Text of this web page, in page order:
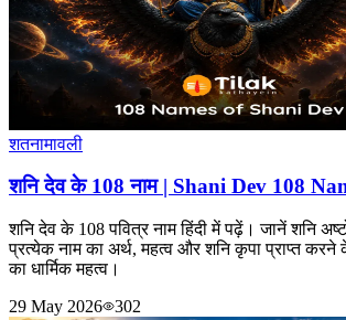
शतनामावली
शनि देव के 108 नाम | Shani Dev 108
शनि देव के 108 पवित्र नाम हिंदी में पढ़ें। जानें शनि
प्रत्येक नाम का अर्थ, महत्व और शनि कृपा प्राप्त
का धार्मिक महत्व।
29 May 2026
302